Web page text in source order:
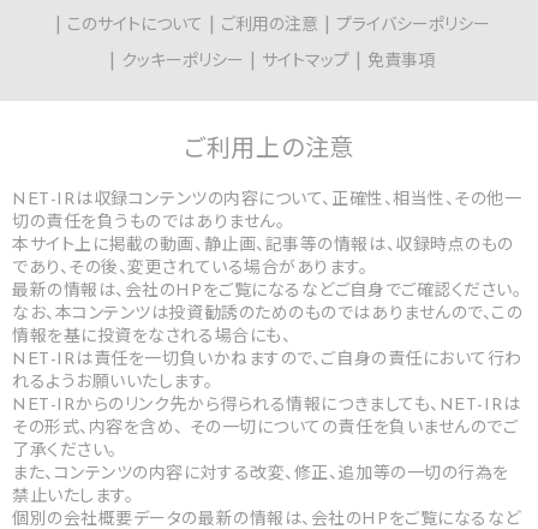
このサイトについて
ご利用の注意
プライバシーポリシー
クッキーポリシー
サイトマップ 免責事項
ご利用上の注意
NET-IRは収録コンテンツの内容について、正確性、相当性、その他一
切の責任を負うものではありません。
本サイト上に掲載の動画、静止画、記事等の情報は、収録時点のもの
であり、その後、変更されている場合があります。
最新の情報は、会社のHPをご覧になるなどご自身でご確認ください。
なお、本コンテンツは投資勧誘のためのものではありませんので、この
情報を基に投資をなされる場合にも、
NET-IRは責任を一切負いかねますので、ご自身の責任において行わ
れるようお願いいたします。
NET-IRからのリンク先から得られる情報につきましても、NET-IRは
その形式、内容を含め、 その一切についての責任を負いませんのでご
了承ください。
また、コンテンツの内容に対する改変、修正、追加等の一切の行為を
禁止いたします。
個別の会社概要データの最新の情報は、会社のHPをご覧になるなど